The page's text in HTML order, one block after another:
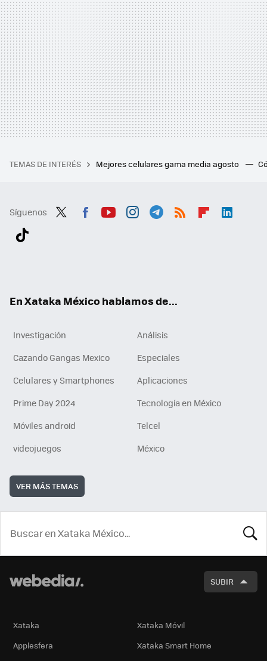
TEMAS DE INTERÉS Mejores celulares gama media agosto
Síguenos
En Xataka México hablamos de...
Investigación
Análisis
Cazando Gangas Mexico
Especiales
Celulares y Smartphones
Aplicaciones
Prime Day 2024
Tecnología en México
Móviles android
Telcel
videojuegos
México
VER MÁS TEMAS
SUBIR
Xataka
Xataka Móvil
Applesfera
Xataka Smart Home